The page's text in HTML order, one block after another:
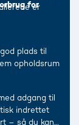
er
for
plads til
opholdsrum
adgang til
indrettet
– så du kan